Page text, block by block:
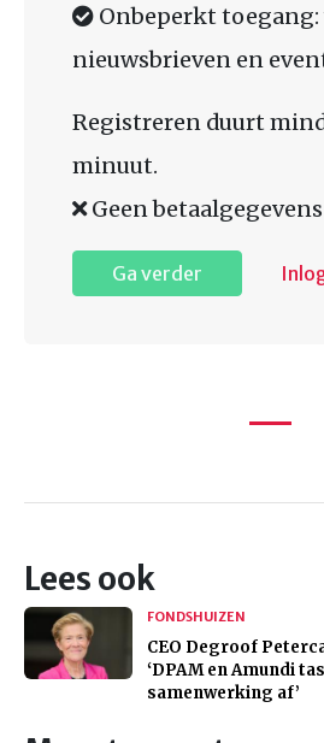
Onbeperkt toegang:
nieuwsbrieven en
Registreren duurt
minuut.
Geen
Ga verder
Lees ook
FONDSHUIZEN
CEO Degroof
‘DPAM en Amundi
samenwerking af’